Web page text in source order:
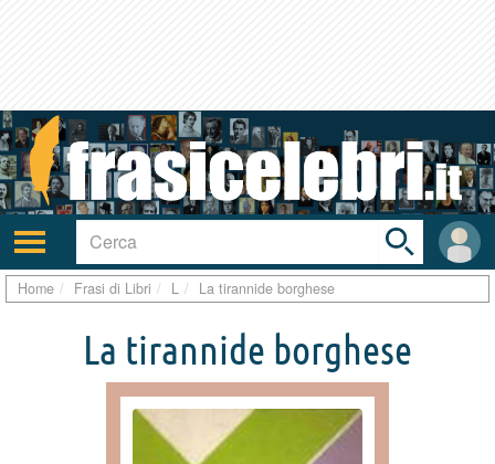
Attiva/disattiva
navigazione
User
area
Toggle
search
bar
Home Frasi di Libri L La tirannide borghese
La tirannide borghese